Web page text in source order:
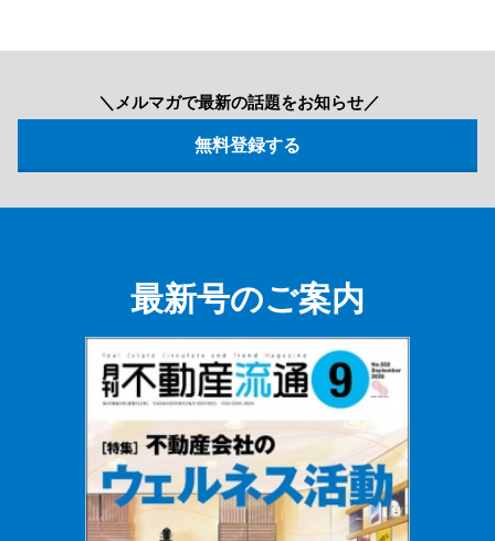
＼メルマガで最新の話題をお知らせ／
最新号のご案内